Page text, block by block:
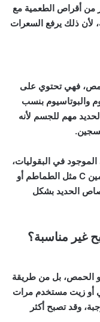
من أقراص الطعمية مع
ذلك يرفع السعرات
فهي تحتوي على
والبوتاسيوم بنسب
مهم للجسم لأنه
في البقوليات،
يمكن تناول الطعمية مع خضروات غنية بفيتامين C مثل الطماطم أو
الحديد بشكل
غير مناسبة؟
الحمص، بل من طريقة
أو زيت مستخدم مرات
وقد تصبح أكثر